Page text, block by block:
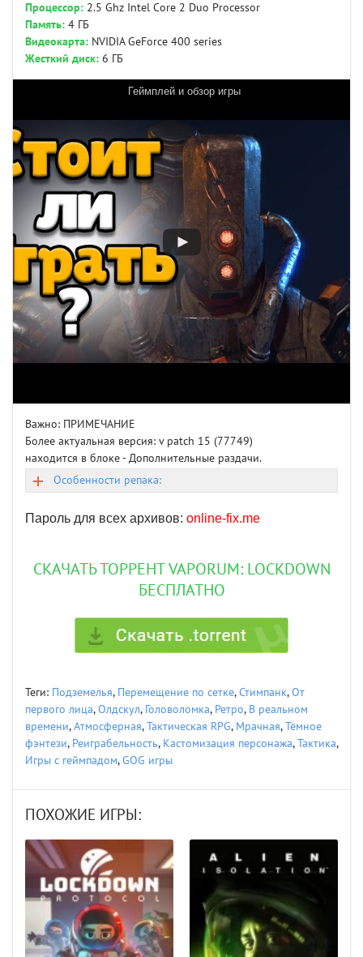
Процессор: 2.5 Ghz Intel Core 2 Duo Processor
Память: 4 ГБ
Видеокарта: NVIDIA GeForce 400 series
Жесткий диск: 6 ГБ
Геймплей и обзор игры
Важно: ПРИМЕЧАНИЕ
Более актуальная версия: v patch 15 (77749)
находится в блоке - Дополнительные раздачи.
Особенности репака:
Пароль для всех архивов: online-fix.me
СКАЧАТЬ ТОРРЕНТ VAPORUM: LOCKDOWN
БЕСПЛАТНО
Теги: Подземелья, Перемещение по сетке,Стимпанк,От
первого лица,Олдскул, Головоломка, Ретро, В реальном
времени,Атмосферная,Тактическая RPG, Мрачная,Тёмное
фэнтези, Реиграбельность, Кастомизация персонажа,Тактика,
Игры с геймпадом,GOG игры
ПОХОЖИЕ ИГРЫ: